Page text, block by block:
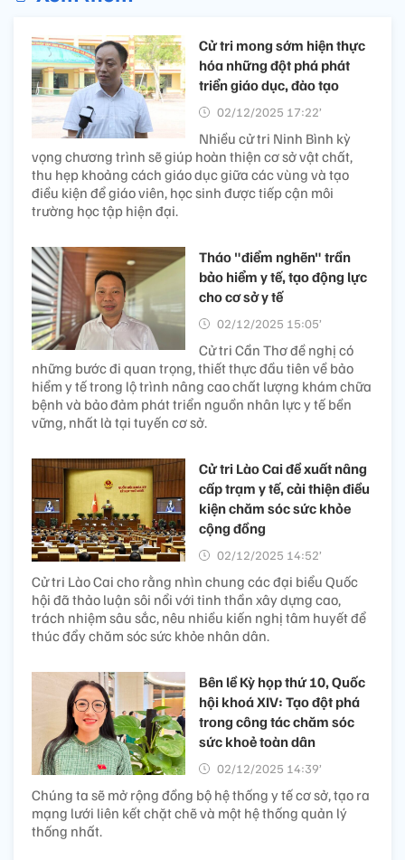
Cử tri mong sớm hiện thực
hóa những đột phá phát
triển giáo dục, đào tạo
02/12/2025 17:22’
Nhiều cử tri Ninh Bình kỳ
vọng chương trình sẽ giúp hoàn thiện cơ sở vật chất,
thu hẹp khoảng cách giáo dục giữa các vùng và tạo
điều kiện để giáo viên, học sinh được tiếp cận môi
trường học tập hiện đại.
Tháo "điểm nghẽn" trần
bảo hiểm y tế, tạo động lực
cho cơ sở y tế
02/12/2025 15:05’
Cử tri Cần Thơ đề nghị có
những bước đi quan trọng, thiết thực đầu tiên về bảo
hiểm y tế trong lộ trình nâng cao chất lượng khám chữa
bệnh và bảo đảm phát triển nguồn nhân lực y tế bền
vững, nhất là tại tuyến cơ sở.
Cử tri Lào Cai đề xuất nâng
cấp trạm y tế, cải thiện điều
kiện chăm sóc sức khỏe
cộng đồng
02/12/2025 14:52’
Cử tri Lào Cai cho rằng nhìn chung các đại biểu Quốc
hội đã thảo luận sôi nổi với tinh thần xây dựng cao,
trách nhiệm sâu sắc, nêu nhiều kiến nghị tâm huyết để
thúc đẩy chăm sóc sức khỏe nhân dân.
Bên lề Kỳ họp thứ 10, Quốc
hội khoá XIV: Tạo đột phá
trong công tác chăm sóc
sức khoẻ toàn dân
02/12/2025 14:39’
Chúng ta sẽ mở rộng đồng bộ hệ thống y tế cơ sở, tạo ra
mạng lưới liên kết chặt chẽ và một hệ thống quản lý
thống nhất.